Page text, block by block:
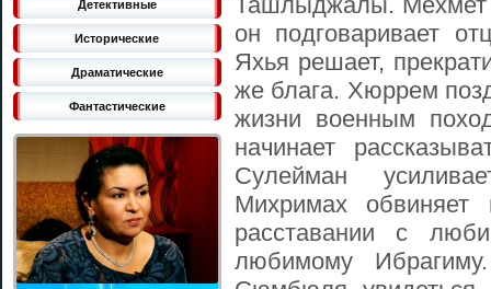
Детективные
Исторические
Драматические
Фантастические
он подговаривает
Яхья решает,
же блага. Хюррем
жизни военным
начинает
Сулейман
Михримах
расставании с
любимому